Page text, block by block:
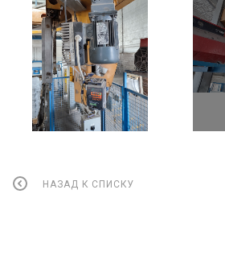
НАЗАД К СПИСКУ